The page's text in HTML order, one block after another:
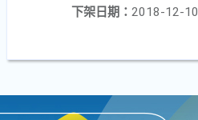
下架日期： 2018-12-10